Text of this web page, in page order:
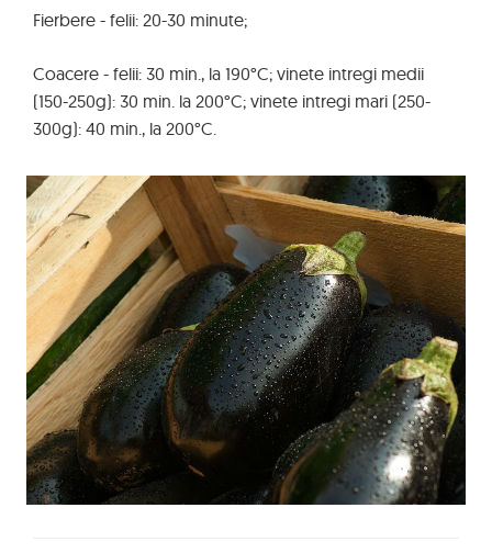
Fierbere - felii: 20-30 minute;
Coacere - felii: 30 min., la 190°C; vinete intregi medii
(150-250g): 30 min. la 200°C; vinete intregi mari (250-
300g): 40 min., la 200°C.